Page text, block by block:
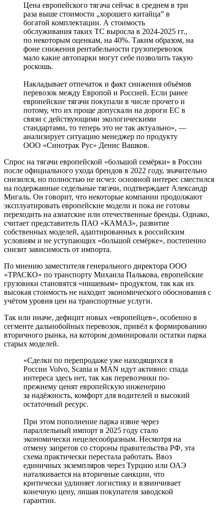
Цена европейского тягача сейчас в среднем в три
раза выше стоимости „хорошего китайца” в
богатой комплектации. А стоимость
обслуживания таких ТС выросла в 2024-2025 гг.,
по некоторым оценкам, на 40%. Таким образом, на
фоне снижения рентабельности грузоперевозок
мало какие автопарки могут себе позволить такую
роскошь.
Накладывает отпечаток и факт снижения объёмов
перевозок между Европой и Россией. Если ранее
европейские тягачи покупали в числе прочего и
потому, что их проще допускали на дороги ЕС в
связи с действующими экологическими
стандартами, то теперь это не так актуально», ―
анализирует ситуацию менеджер по продукту
ООО «Синотрак Рус» Денис Вашков.
Спрос на тягачи европейской «большой семёрки» в России
после официального ухода брендов в 2022 году, значительно
снизился, но полностью не исчез: основной интерес сместился
на подержанные седельные тягачи, подтверждает Александр
Мигаль. Он говорит, что некоторые компании продолжают
эксплуатировать европейские модели и пока не готовы
переходить на азиатские или отечественные бренды. Однако,
считает представитель ПАО «КАМАЗ», развитие
собственных моделей, адаптированных к российским
условиям и не уступающих «большой семёрке», постепенно
снизит зависимость от импорта.
По мнению заместителя генерального директора ООО
«ТРАСКО» по транспорту Михаила Палькова, европейские
грузовики становятся «нишевым» продуктом, так как их
высокая стоимость не находит экономического обоснования с
учётом уровня цен на транспортные услуги.
Так или иначе, дефицит новых «европейцев», особенно в
сегменте дальнобойных перевозок, привёл к формированию
вторичного рынка, на котором доминировали остатки парка
старых моделей.
«Сделки по перепродаже уже находящихся в
России Volvo, Scania и MAN идут активно: спада
интереса здесь нет, так как перевозчики по-
прежнему ценят европейскую инженерию
за надёжность, комфорт для водителей и высокий
остаточный ресурс.
При этом пополнение парка извне через
параллельный импорт в 2025 году стало
экономически нецелесообразным. Несмотря на
отмену запретов со стороны правительства РФ, эта
схема практически перестала работать. Ввоз
единичных экземпляров через Турцию или ОАЭ
наталкивается на вторичные санкции, что
критически удлиняет логистику и взвинчивает
конечную цену, лишая покупателя заводской
гарантии.